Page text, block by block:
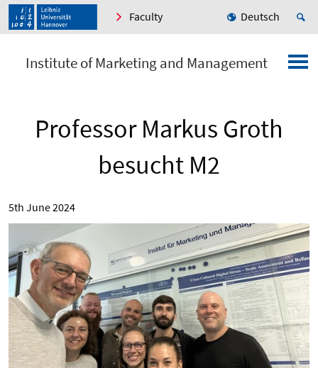
Faculty Deutsch
Institute of Marketing and Management
Professor Markus Groth
besucht M2
5th June 2024